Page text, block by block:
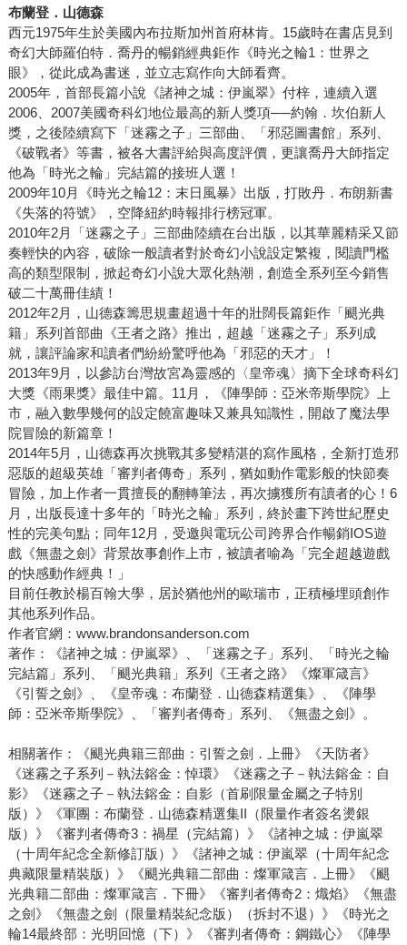
布蘭登．山德森
西元1975年生於美國內布拉斯加州首府林肯。15歲時在書店見到
奇幻大師羅伯特．喬丹的暢銷經典鉅作《時光之輪1：世界之
眼》，從此成為書迷，並立志寫作向大師看齊。
2005年，首部長篇小說《諸神之城：伊嵐翠》付梓，連續入選
2006、2007美國奇科幻地位最高的新人獎項──約翰．坎伯新人
獎，之後陸續寫下「迷霧之子」三部曲、「邪惡圖書館」系列、
《破戰者》等書，被各大書評給與高度評價，更讓喬丹大師指定
他為「時光之輪」完結篇的接班人選！
2009年10月《時光之輪12：末日風暴》出版，打敗丹．布朗新書
《失落的符號》，空降紐約時報排行榜冠軍。
2010年2月「迷霧之子」三部曲陸續在台出版，以其華麗精采又節
奏輕快的內容，破除一般讀者對於奇幻小說設定繁複，閱讀門檻
高的類型限制，掀起奇幻小說大眾化熱潮，創造全系列至今銷售
破二十萬冊佳績！
2012年2月，山德森籌思規畫超過十年的壯闊長篇鉅作「颶光典
籍」系列首部曲《王者之路》推出，超越「迷霧之子」系列成
就，讓評論家和讀者們紛紛驚呼他為「邪惡的天才」！
2013年9月，以參訪台灣故宮為靈感的〈皇帝魂〉摘下全球奇科幻
大獎《雨果獎》最佳中篇。11月，《陣學師：亞米帝斯學院》上
市，融入數學幾何的設定饒富趣味又兼具知識性，開啟了魔法學
院冒險的新篇章！
2014年5月，山德森再次挑戰其多變精湛的寫作風格，全新打造邪
惡版的超級英雄「審判者傳奇」系列，猶如動作電影般的快節奏
冒險，加上作者一貫擅長的翻轉筆法，再次擄獲所有讀者的心！6
月，出版長達十多年的「時光之輪」系列，終於畫下跨世紀歷史
性的完美句點；同年12月，受邀與電玩公司跨界合作暢銷IOS遊
戲《無盡之劍》背景故事創作上市，被讀者喻為「完全超越遊戲
的快感動作經典！」
目前任教於楊百翰大學，居於猶他州的歐瑞市，正積極埋頭創作
其他系列作品。
作者官網：www.brandonsanderson.com
著作：《諸神之城：伊嵐翠》、「迷霧之子」系列、「時光之輪
完結篇」系列、「颶光典籍」系列《王者之路》《燦軍箴言》
《引誓之劍》、《皇帝魂：布蘭登．山德森精選集》、《陣學
師：亞米帝斯學院》、「審判者傳奇」系列、《無盡之劍》。
相關著作：《颶光典籍三部曲：引誓之劍．上冊》《天防者》
《迷霧之子系列－執法鎔金：悼環》《迷霧之子－執法鎔金：自
影》《迷霧之子－執法鎔金：自影（首刷限量金屬之子特別
版）》《軍團：布蘭登．山德森精選集II（限量作者簽名燙銀
版）》《審判者傳奇3：禍星（完結篇）》《諸神之城：伊嵐翠
（十周年紀念全新修訂版）》《諸神之城：伊嵐翠（十周年紀念
典藏限量精裝版）》《颶光典籍二部曲：燦軍箴言．上冊》《颶
光典籍二部曲：燦軍箴言．下冊》《審判者傳奇2：熾焰》《無盡
之劍》《無盡之劍（限量精裝紀念版）（拆封不退）》《時光之
輪14最終部：光明回憶（下）》《審判者傳奇：鋼鐵心》《陣學